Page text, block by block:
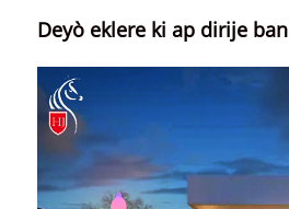
Deyò eklere ki ap dirije ban